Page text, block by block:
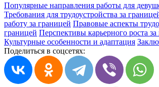
Популярные направления работы для
Требования для трудоустройства за
работу за границей Правовые аспекты
границей Перспективы карьерного роста за
Культурные особенности и адаптация
Поделиться в соцсетях: